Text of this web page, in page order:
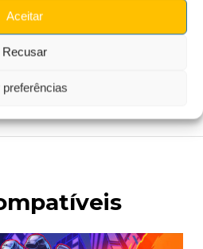
Aceitar
Recusar
preferências
de tonalidade
ambiente. Para uma